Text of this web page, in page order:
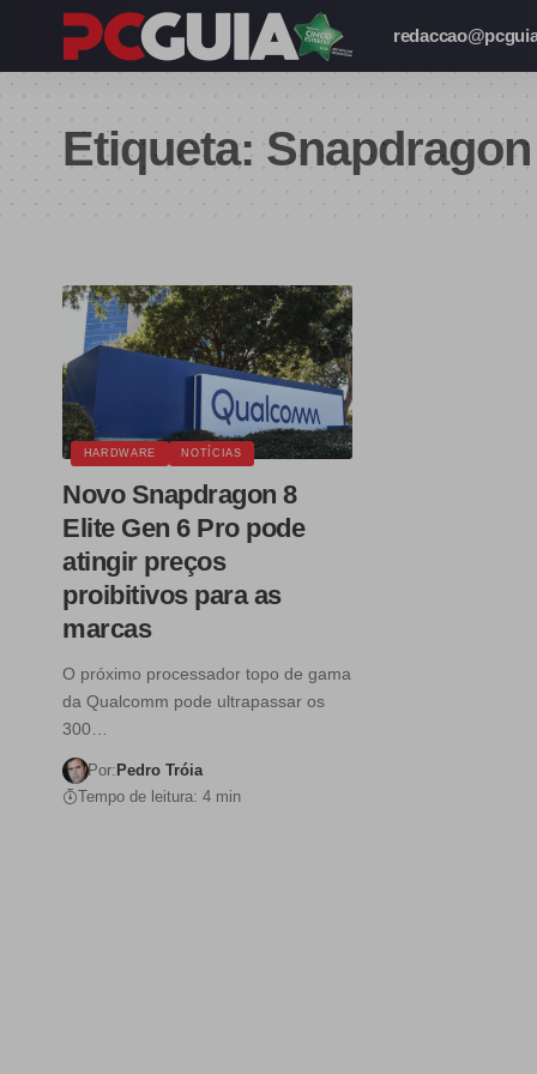
Etiqueta:
HARDWARE NOTÍCIAS
Novo Snapdragon 8
Elite Gen 6 Pro pode
atingir preços
proibitivos para as
marcas
O próximo processador topo de gama
da Qualcomm pode ultrapassar os
300…
Por: Pedro Tróia
Tempo de leitura: 4 min